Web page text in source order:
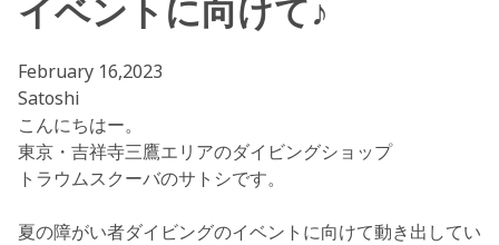
イベントに向けて♪
February 16,2023
Satoshi
こんにちはー。
東京・吉祥寺三鷹エリアのダイビングショップ
トラウムスクーバのサトシです。
夏の障がい者ダイビングのイベントに向けて動き出してい